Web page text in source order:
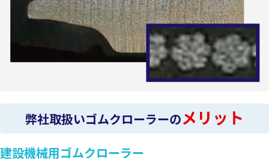
弊社取扱いゴムクローラーのメリット
建設機械用ゴムクローラー